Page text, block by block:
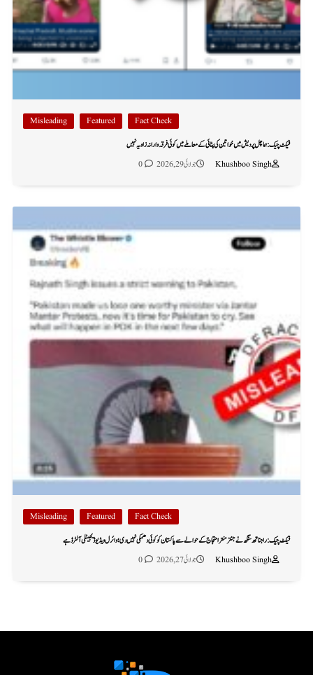
Fact Check
Featured
Misleading
فیکٹ چیک: ہماچل پردیش میں خواتین کی پٹائی کے معاملے میں کوئی فرقہ وارانہ زاویہ نہیں
Khushboo Singh
جولائی 29, 2026 0
Fact Check
Featured
Misleading
فیکٹ چیک: راجناتھ سنگھ نے جنتر منتر احتجاج کے حوالے سے پاکستان کو کوئی دھمکی نہیں دی؛ وائرل ویڈیو ڈیجیٹلی آلٹرڈ ہے
Khushboo Singh
جولائی 27, 2026 0